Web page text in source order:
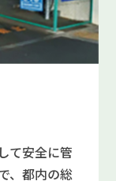
て安全に管
、都内の総